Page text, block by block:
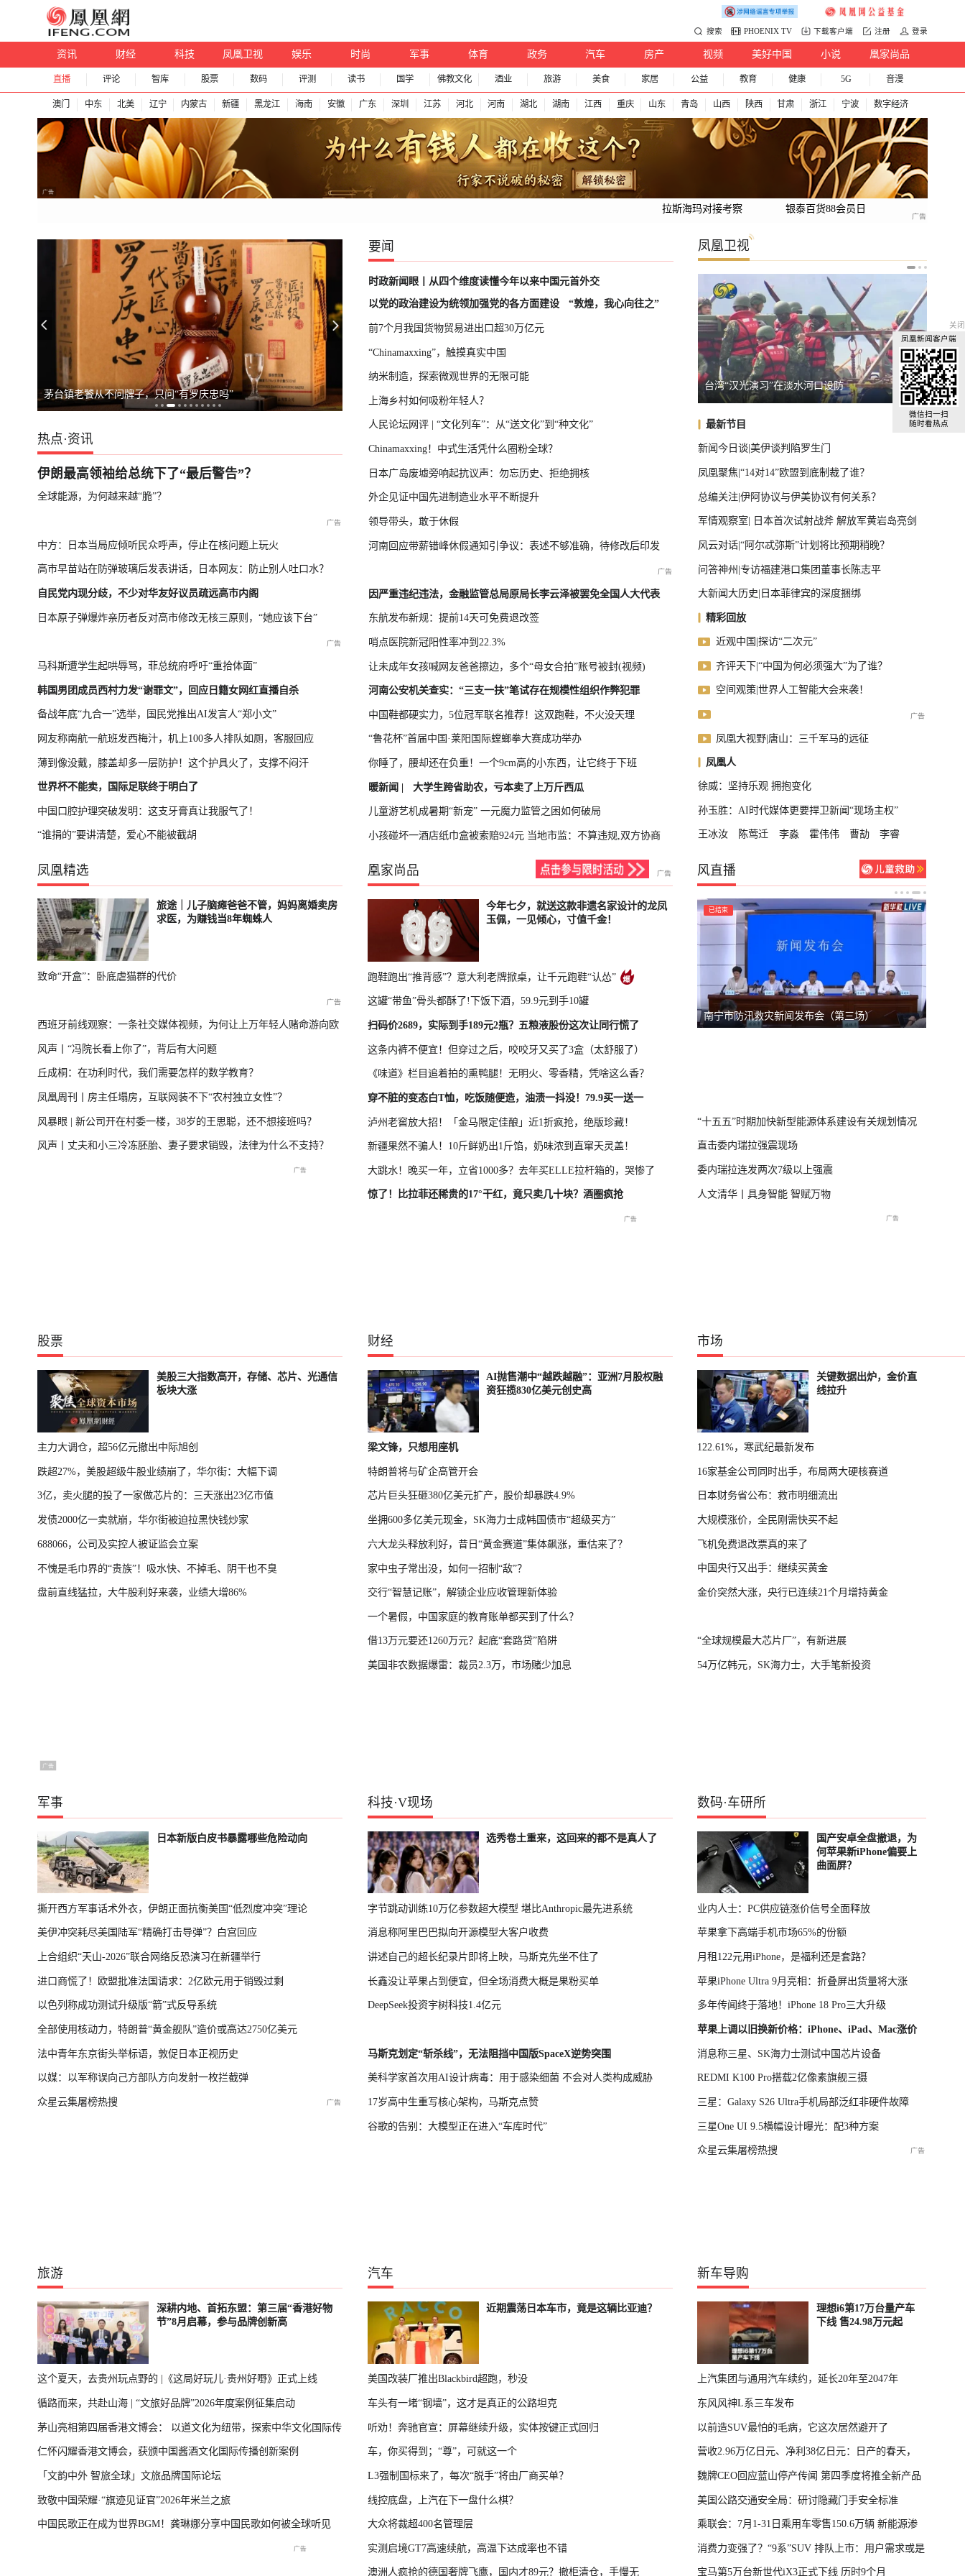
搜索 PHOENIX TV 下载客户端 注册 登录
资讯 财经 科技 凤凰卫视 娱乐 时尚 军事 体育 政务 汽车 房产 视频 美好中国 小说 凰家尚品
直播 评论 智库 股票 数码 评测 读书 国学 佛教文化 酒业 旅游 美食 家居 公益 教育 健康 5G 音漫
澳门 中东 北美 辽宁 内蒙古 新疆 黑龙江 海南 安徽 广东 深圳 江苏 河北 河南 湖北 湖南 江西 重庆 山东 青岛 山西 陕西 甘肃 浙江 宁波 数字经济
拉斯海玛对接考察 银泰百货88会员日
茅台镇老饕从不问牌子，只问“有罗庆忠吗” U17国足三连胜晋级半决赛 全球汽车前十，中国占了三把椅子
热点 ·资讯
伊朗最高领袖给总统下了“最后警告”？
全球能源，为何越来越“脆”？
中方：日本当局应倾听民众呼声，停止在核问题上玩火
高市早苗站在防弹玻璃后发表讲话，日本网友：防止别人吐口水？
自民党内现分歧，不少对华友好议员疏远高市内阁
日本原子弹爆炸亲历者反对高市修改无核三原则，“她应该下台”
马科斯遭学生起哄辱骂，菲总统府呼吁“重拾体面”
韩国男团成员西村力发“谢罪文”，回应日籍女网红直播自杀
备战年底“九合一”选举，国民党推出AI发言人“郑小文”
网友称南航一航班发西梅汁，机上100多人排队如厕，客服回应
薄到像没戴，膝盖却多一层防护！这个护具火了，支撑不闷汗
世界杯不能卖，国际足联终于明白了
中国口腔护理突破发明：这支牙膏真让我服气了！
“谁捐的”要讲清楚，爱心不能被截胡
要闻
时政新闻眼丨从四个维度读懂今年以来中国元首外交
以党的政治建设为统领加强党的各方面建设
“敦煌，我心向往之”
前7个月我国货物贸易进出口超30万亿元
“Chinamaxxing”，触摸真实中国
纳米制造，探索微观世界的无限可能
上海乡村如何吸粉年轻人？
人民论坛网评 | “文化列车”：从“送文化”到“种文化”
Chinamaxxing！中式生活凭什么圈粉全球？
日本广岛废墟旁响起抗议声：勿忘历史、拒绝拥核
外企见证中国先进制造业水平不断提升
领导带头，敢于休假
河南回应带薪错峰休假通知引争议：表述不够准确，待修改后印发
因严重违纪违法，金融监管总局原局长李云泽被罢免全国人大代表
东航发布新规：提前14天可免费退改签
哨点医院新冠阳性率冲到22.3%
让未成年女孩喊网友爸爸擦边，多个“母女合拍”账号被封(视频)
河南公安机关查实：“三支一扶”笔试存在规模性组织作弊犯罪
中国鞋都硬实力，5位冠军联名推荐！这双跑鞋，不火没天理
“鲁花杯”首届中国·莱阳国际螳螂拳大赛成功举办
你睡了，腰却还在负重！一个9cm高的小东西，让它终于下班
暖新闻 | 大学生跨省助农，亏本卖了上万斤西瓜
儿童游艺机成暑期“新宠” 一元魔力监管之困如何破局
小孩碰坏一酒店纸巾盒被索赔924元 当地市监：不算违规,双方协商
凤凰卫视
日本民众游行，抗议政府修改“无核三原则” 乌克兰谈判代表转任情报头子，背后有何考量？ 日本
最新节目
新闻今日谈|美伊谈判陷罗生门
凤凰聚焦|“14对14”欧盟到底制裁了谁？
总编关注|伊阿协议与伊美协议有何关系？
军情观察室| 日本首次试射战斧 解放军黄岩岛亮剑
风云对话|“阿尔忒弥斯”计划将比预期稍晚？
问答神州|专访福建港口集团董事长陈志平
大新闻大历史|日本菲律宾的深度捆绑
精彩回放
近观中国|探访“二次元”
齐评天下|“中国为何必须强大”为了谁？
空间观策|世界人工智能大会来袭！
凤凰大视野|唐山：三千军马的远征
凤凰人
徐威：坚持乐观 拥抱变化
孙玉胜：AI时代媒体更要捍卫新闻“现场主权”
王冰汝 陈莺迁 李淼 霍伟伟 曹劼 李睿
凤凰精选
旅途｜儿子脑瘫爸爸不管，妈妈离婚卖房
求医，为赚钱当8年蜘蛛人
致命“开盒”：卧底虐猫群的代价
西班牙前线观察：一条社交媒体视频，为何让上万年轻人赌命游向欧
洲？
风声丨“冯院长看上你了”，背后有大问题
丘成桐：在功利时代，我们需要怎样的数学教育？
凤凰周刊丨房主任塌房，互联网装不下“农村独立女性”？
风暴眼 | 新公司开在村委一楼，38岁的王思聪，还不想接班吗？
风声丨丈夫和小三冷冻胚胎、妻子要求销毁，法律为什么不支持？
凰家尚品
今年七夕，就送这款非遗名家设计的龙凤
玉佩，一见倾心，寸值千金！
跑鞋跑出“推背感”？意大利老牌掀桌，让千元跑鞋“认怂”
这罐“带鱼”骨头都酥了!下饭下酒，59.9元到手10罐
扫码价2689，实际到手189元2瓶？五粮液股份这次让同行慌了
这条内裤不便宜！但穿过之后，咬咬牙又买了3盒（太舒服了）
《味道》栏目追着拍的熏鸭腿！无明火、零香精，凭啥这么香？
穿不脏的变态白T恤，吃饭随便造，油渍一抖没！79.9买一送一
泸州老窖放大招！「金马限定佳酿」近1折疯抢，绝版珍藏！
新疆果然不骗人！10斤鲜奶出1斤馅，奶味浓到直窜天灵盖！
大跳水！晚买一年，立省1000多？去年买ELLE拉杆箱的，哭惨了
惊了！比拉菲还稀贵的17°干红，竟只卖几十块？酒圈疯抢
风直播
轮播中
经济运行情况
已结束
最新进展
会
已结束 已结束
南宁市防汛救灾新闻发布会（第三场）
“十五五”时期加快新型能源体系建设有关规划情况
直击委内瑞拉强震现场
委内瑞拉连发两次7级以上强震
人文清华丨具身智能 智赋万物
股票
美股三大指数高开，存储、芯片、光通信
板块大涨
主力大调仓，超56亿元撤出中际旭创
跌超27%，美股超级牛股业绩崩了，华尔街：大幅下调
3亿，卖火腿的投了一家做芯片的：三天涨出23亿市值
发债2000亿一卖就崩，华尔街被迫拉黑快钱炒家
688066，公司及实控人被证监会立案
不愧是毛巾界的“贵族”！吸水快、不掉毛、阴干也不臭
盘前直线猛拉，大牛股利好来袭，业绩大增86%
财经
AI抛售潮中“越跌越融”：亚洲7月股权融
资狂揽830亿美元创史高
梁文锋，只想用座机
特朗普将与矿企高管开会
芯片巨头狂砸380亿美元扩产，股价却暴跌4.9%
坐拥600多亿美元现金，SK海力士成韩国债市“超级买方”
六大龙头释放利好，昔日“黄金赛道”集体飙涨，重估来了？
家中虫子常出没，如何一招制“敌”？
交行“智慧记账”，解锁企业应收管理新体验
一个暑假，中国家庭的教育账单都买到了什么？
借13万元要还1260万元？起底“套路贷”陷阱
美国非农数据爆雷：裁员2.3万，市场赌少加息
市场
关键数据出炉，金价直
线拉升
122.61%，寒武纪最新发布
16家基金公司同时出手，布局两大硬核赛道
日本财务省公布：救市明细流出
大规模涨价，全民刚需快买不起
飞机免费退改票真的来了
中国央行又出手：继续买黄金
金价突然大涨，央行已连续21个月增持黄金
“全球规模最大芯片厂”，有新进展
54万亿韩元，SK海力士，大手笔新投资
军事
日本新版白皮书暴露哪些危险动向
撕开西方军事话术外衣，伊朗正面抗衡美国“低烈度冲突”理论
美伊冲突耗尽美国陆军“精确打击导弹”？白宫回应
上合组织“天山-2026”联合网络反恐演习在新疆举行
进口商慌了！欧盟批准法国请求：2亿欧元用于销毁过剩
以色列称成功测试升级版“箭”式反导系统
全部使用核动力，特朗普“黄金舰队”造价或高达2750亿美元
法中青年东京街头举标语，敦促日本正视历史
以媒：以军称误向己方部队方向发射一枚拦截弹
众星云集屠榜热搜
科技·V现场
选秀卷土重来，这回来的都不是真人了
字节跳动训练10万亿参数超大模型 堪比Anthropic最先进系统
消息称阿里巴巴拟向开源模型大客户收费
讲述自己的超长纪录片即将上映，马斯克先坐不住了
长鑫没让苹果占到便宜，但全场消费大概是果粉买单
DeepSeek投资宇树科技1.4亿元
马斯克划定“斩杀线”，无法阻挡中国版SpaceX逆势突围
美科学家首次用AI设计病毒：用于感染细菌 不会对人类构成威胁
17岁高中生重写核心架构，马斯克点赞
谷歌的告别：大模型正在进入“车库时代”
数码·车研所
国产安卓全盘撤退，为
何苹果新iPhone偏要上
曲面屏？
业内人士：PC供应链涨价信号全面释放
苹果拿下高端手机市场65%的份额
月租122元用iPhone，是福利还是套路？
苹果iPhone Ultra 9月亮相：折叠屏出货量将大涨
多年传闻终于落地！iPhone 18 Pro三大升级
苹果上调以旧换新价格：iPhone、iPad、Mac涨价
消息称三星、SK海力士测试中国芯片设备
REDMI K100 Pro搭载2亿像素旗舰三摄
三星：Galaxy S26 Ultra手机局部泛红非硬件故障
三星One UI 9.5横幅设计曝光：配3种方案
众星云集屠榜热搜
旅游
深耕内地、首拓东盟：第三届“香港好物
节”8月启幕，参与品牌创新高
这个夏天，去贵州玩点野的 |《这局好玩儿·贵州好嘢》正式上线
循路而来，共赴山海 | “文旅好品牌”2026年度案例征集启动
茅山亮相第四届香港文博会： 以道文化为纽带，探索中华文化国际传
播新表达
仁怀闪耀香港文博会，获颁中国酱酒文化国际传播创新案例
「文韵中外 智旅全球」文旅品牌国际论坛
致敬中国荣耀·“旗迹见证官”2026年米兰之旅
中国民歌正在成为世界BGM！龚琳娜分享中国民歌如何被全球听见
汽车
近期震荡日本车市，竟是这辆比亚迪？
美国改装厂推出Blackbird超跑，秒没
车头有一堵“钢墙”，这才是真正的公路坦克
听劝！奔驰官宣：屏幕继续升级，实体按键正式回归
车，你买得到；“尊”，可就这一个
L3强制国标来了，每次“脱手”将由厂商买单？
线控底盘，上汽在下一盘什么棋？
大众将裁超400名管理层
实测启境GT7高速续航，高温下达成率也不错
澳洲人疯抢的德国奢牌飞鹰，国内才89元？撤柜清仓，手慢无
新车导购
理想i6第17万台量产车
下线 售24.98万元起
上汽集团与通用汽车续约，延长20年至2047年
东风风神L系三车发布
以前造SUV最怕的毛病，它这次居然避开了
营收2.96万亿日元、净利38亿日元：日产的春天，
回来了
魏牌CEO回应蓝山停产传闻 第四季度将推全新产品
美国公路交通安全局：研讨隐藏门手安全标准
乘联会：7月1-31日乘用车零售150.6万辆 新能源渗
透率64.4%
消费力变强了？“9系”SUV 排队上市：用户需求或是
主因
宝马第5万台新世代iX3正式下线 历时9个月
关闭
凤凰新闻客户端
微信扫一扫
随时看热点